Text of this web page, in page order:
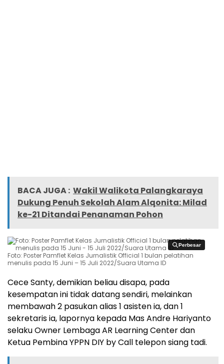
BACA JUGA : Wakil Walikota Palangkaraya
Dukung Penuh Sekolah Alam Alqonita: Milad
ke-21 Ditandai Penanaman Pohon
Perbesar
Perbesar
Foto: Poster Pamflet Kelas Jurnalistik Official 1 bulan pelatihan
menulis pada 15 Juni – 15 Juli 2022/Suara Utama ID
Cece Santy, demikian beliau disapa, pada
kesempatan ini tidak datang sendiri, melainkan
membawah 2 pasukan alias 1 asisten ia, dan 1
sekretaris ia, lapornya kepada Mas Andre Hariyanto
selaku Owner Lembaga AR Learning Center dan
Ketua Pembina YPPN DIY by Call telepon siang tadi.